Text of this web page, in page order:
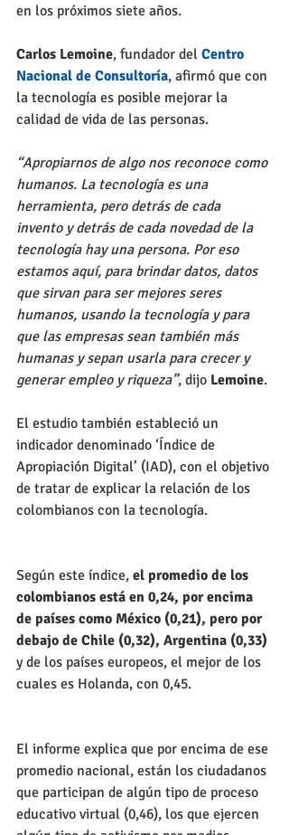
en los próximos siete años.
Carlos Lemoine, fundador del Centro
Nacional de Consultoría, afirmó que con
la tecnología es posible mejorar la
calidad de vida de las personas.
“Apropiarnos de algo nos reconoce como
humanos. La tecnología es una
herramienta, pero detrás de cada
invento y detrás de cada novedad de la
tecnología hay una persona. Por eso
estamos aquí, para brindar datos, datos
que sirvan para ser mejores seres
humanos, usando la tecnología y para
que las empresas sean también más
humanas y sepan usarla para crecer y
generar empleo y riqueza”, dijo Lemoine.
El estudio también estableció un
indicador denominado ‘Índice de
Apropiación Digital’ (IAD), con el objetivo
de tratar de explicar la relación de los
colombianos con la tecnología.
Según este índice, el promedio de los
colombianos está en 0,24, por encima
de países como México (0,21), pero por
debajo de Chile (0,32), Argentina (0,33)
y de los países europeos, el mejor de los
cuales es Holanda, con 0,45.
El informe explica que por encima de ese
promedio nacional, están los ciudadanos
que participan de algún tipo de proceso
educativo virtual (0,46), los que ejercen